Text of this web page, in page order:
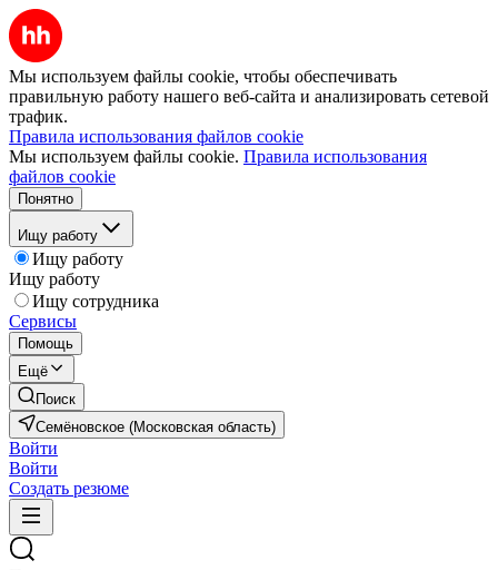
Мы используем файлы cookie, чтобы обеспечивать
правильную работу нашего веб-сайта и анализировать сетевой
трафик.
Правила использования файлов cookie
Мы используем файлы cookie. Правила использования
файлов cookie
Понятно
Ищу работу
Ищу работу
Ищу работу
Ищу сотрудника
Сервисы
Помощь
Ещё
Поиск
Семёновское (Московская область)
Войти
Войти
Создать резюме